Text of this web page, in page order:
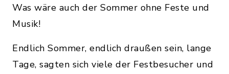
Was wäre auch der Sommer ohne Feste und
Musik!
Endlich Sommer, endlich draußen sein, lange
Tage, sagten sich viele der Festbesucher und